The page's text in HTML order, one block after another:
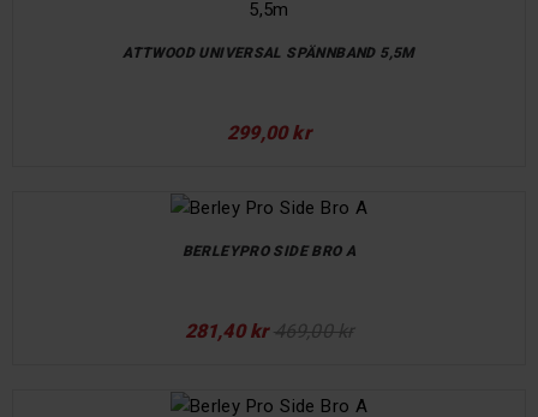
ATTWOOD UNIVERSAL SPÄNNBAND 5,5M
299,00 kr
BERLEYPRO SIDE BRO A
281,40 kr 469,00 kr